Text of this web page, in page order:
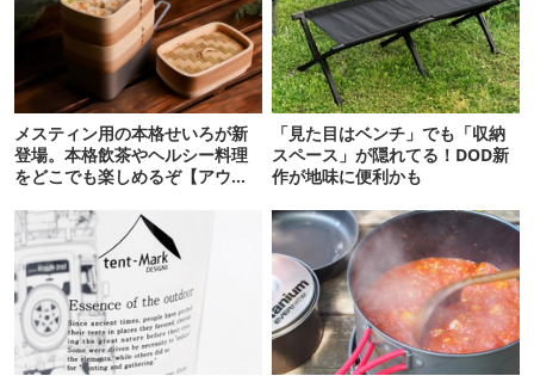
メスティン用の本格せいろが新
登場。本格飲茶やヘルシー料理
をどこでも楽しめるぞ【アウト
「見た目はベンチ」でも「収納
スペース」が隠れてる！DOD新
作が地味に便利かも